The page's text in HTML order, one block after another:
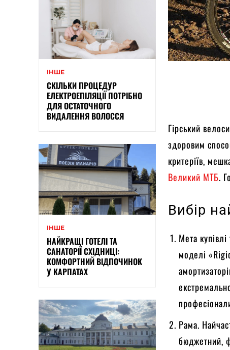
ІНШЕ
СКІЛЬКИ ПРОЦЕДУР
ЕЛЕКТРОЕПІЛЯЦІЇ ПОТРІБНО
ДЛЯ ОСТАТОЧНОГО
ВИДАЛЕННЯ ВОЛОССЯ
ІНШЕ
НАЙКРАЩІ ГОТЕЛІ ТА
САНАТОРІЇ СХІДНИЦІ:
КОМФОРТНИЙ ВІДПОЧИНОК
У КАРПАТАХ
Гірський
здоровим
критеріїв,
Великий МТБ.
Вибір
Мета
моделі
Рама.
бюджетний,